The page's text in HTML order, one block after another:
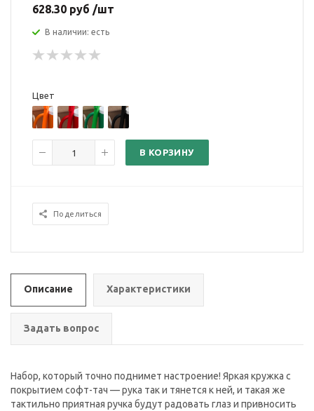
628.30 руб /шт
В наличии: есть
Цвет
В КОРЗИНУ
Поделиться
Описание Характеристики
Задать вопрос
Набор, который точно поднимет настроение! Яркая кружка с
покрытием софт-тач — рука так и тянется к ней, и такая же
тактильно приятная ручка будут радовать глаз и привносить